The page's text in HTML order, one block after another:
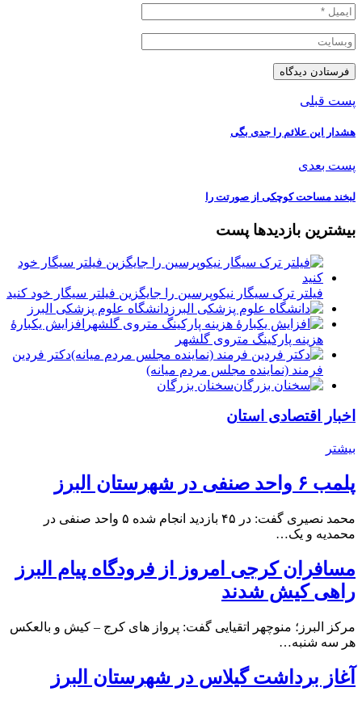
پست قبلی
️هشدار این علائم را جدی بگی
پست بعدی
لبخند مساحت کوچکی از صورتت را
بیشترین بازدیدها پست
فیلتر ترک سیگار نیکوپرسین را جایگزین فیلتر سیگار خود کنید
دانشگاه علوم پزشکی البرز
افزایش یکبارۀ
هزینه پارکینگ متروی گلشهر
دكتر فردين
فرمند (نماينده مجلس مردم میانه)
سخنان بزرگان
اخبار اقتصادی استان
بیشتر
پلمب ۶ واحد صنفی در شهرستان البرز
محمد نصیری گفت: در ۴۵ بازدید انجام شده ۵ واحد صنفی در
محمدیه و یک…
مسافران کرجی امروز از فرودگاه پیام البرز
راهی کیش شدند
مرکز البرز؛ منوچهر اتقیایی گفت: پرواز های کرج – کیش و بالعکس
هر سه شنبه…
آغاز برداشت گیلاس در شهرستان البرز